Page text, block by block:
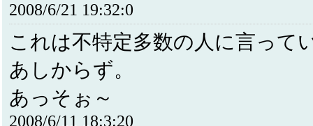
2008/6/21 19:32:0
これは不特定多数の人に言って
あしからず。
あっそぉ～
2008/6/11 18:3:20